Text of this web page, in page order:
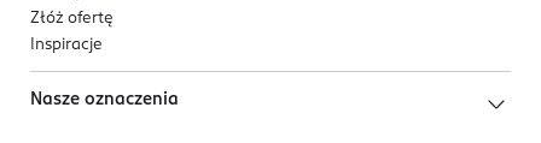
Złóż ofertę
Inspiracje
Nasze oznaczenia